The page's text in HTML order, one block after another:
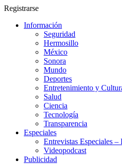
Registrarse
Información
Seguridad
Hermosillo
México
Sonora
Mundo
Deportes
Entretenimiento y
Salud
Ciencia
Tecnología
Transparencia
Especiales
Entrevistas Especiales
Videopodcast
Publicidad